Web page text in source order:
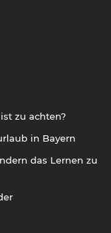
zu achten?
in Bayern
das Lernen zu